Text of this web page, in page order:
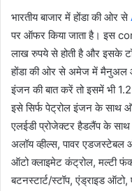
भारतीय बाजार में होंडा की ओर से
पर ऑफर किया जाता है। इस
लाख रुपये से होती है और इसके
होंडा की ओर से अमेज में मैनुअल
इंजन की बात करें तो इसमें भी
इसे सिर्फ पेट्रोल इंजन के साथ
एलईडी प्रोजेक्‍टर हैडलैंप के
अलॉय व्‍हील्‍स, पावर एडजस्‍टेबल
ऑटो क्‍लाइमेट कंट्रोल, मल्‍टी
बटनस्‍टार्ट/स्‍टॉप, एंड्राइड